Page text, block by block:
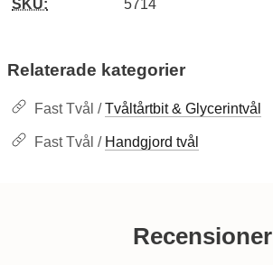
SKU: 5714
Relaterade kategorier
Fast Tvål /Tvåltårtbit & Glycerintvål
Fast Tvål / Handgjord tvål
Recensioner